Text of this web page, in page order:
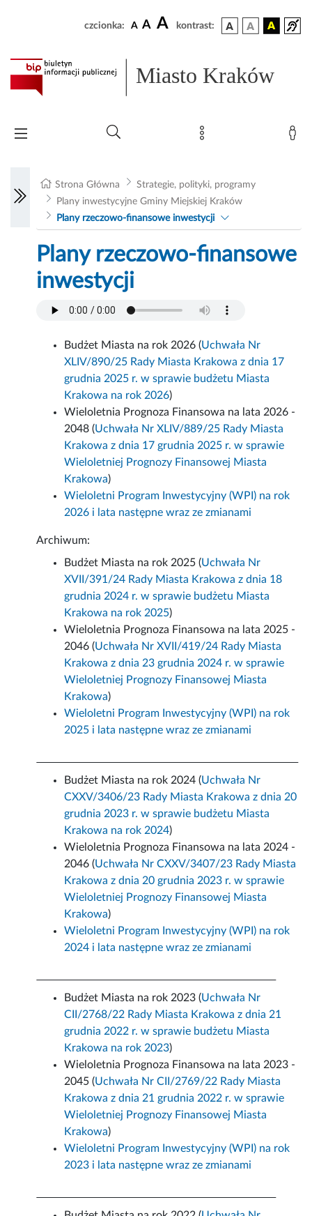
czcionka: A A A kontrast:
Miasto Kraków
Strona Główna
Strategie, polityki, programy
Plany inwestycyjne Gminy Miejskiej Kraków
Plany rzeczowo-finansowe inwestycji
Plany rzeczowo-finansowe
inwestycji
Budżet Miasta na rok 2026 (Uchwała Nr
XLIV/890/25 Rady Miasta Krakowa z dnia 17
grudnia 2025 r. w sprawie budżetu Miasta
Krakowa na rok 2026)
Wieloletnia Prognoza Finansowa na lata 2026 -
2048 (Uchwała Nr XLIV/889/25 Rady Miasta
Krakowa z dnia 17 grudnia 2025 r. w sprawie
Wieloletniej Prognozy Finansowej Miasta
Krakowa)
Wieloletni Program Inwestycyjny (WPI) na rok
2026 i lata następne wraz ze zmianami
Archiwum:
Budżet Miasta na rok 2025 (Uchwała Nr
XVII/391/24 Rady Miasta Krakowa z dnia 18
grudnia 2024 r. w sprawie budżetu Miasta
Krakowa na rok 2025)
Wieloletnia Prognoza Finansowa na lata 2025 -
2046 (Uchwała Nr XVII/419/24 Rady Miasta
Krakowa z dnia 23 grudnia 2024 r. w sprawie
Wieloletniej Prognozy Finansowej Miasta
Krakowa)
Wieloletni Program Inwestycyjny (WPI) na rok
2025 i lata następne wraz ze zmianami
Budżet Miasta na rok 2024 (Uchwała Nr
CXXV/3406/23 Rady Miasta Krakowa z dnia 20
grudnia 2023 r. w sprawie budżetu Miasta
Krakowa na rok 2024)
Wieloletnia Prognoza Finansowa na lata 2024 -
2046 (Uchwała Nr CXXV/3407/23 Rady Miasta
Krakowa z dnia 20 grudnia 2023 r. w sprawie
Wieloletniej Prognozy Finansowej Miasta
Krakowa)
Wieloletni Program Inwestycyjny (WPI) na rok
2024 i lata następne wraz ze zmianami
Budżet Miasta na rok 2023 (Uchwała Nr
CII/2768/22 Rady Miasta Krakowa z dnia 21
grudnia 2022 r. w sprawie budżetu Miasta
Krakowa na rok 2023)
Wieloletnia Prognoza Finansowa na lata 2023 -
2045 (Uchwała Nr CII/2769/22 Rady Miasta
Krakowa z dnia 21 grudnia 2022 r. w sprawie
Wieloletniej Prognozy Finansowej Miasta
Krakowa)
Wieloletni Program Inwestycyjny (WPI) na rok
2023 i lata następne wraz ze zmianami